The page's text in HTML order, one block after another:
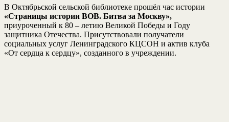
В Октябрьской сельской библиотеке прошёл час истории
«Страницы истории ВОВ. Битва за Москву»,
приуроченный к 80 – летию Великой Победы и Году
защитника Отечества. Присутствовали получатели
социальных услуг Ленинградского КЦСОН и актив клуба
«От сердца к сердцу», созданного в учреждении.